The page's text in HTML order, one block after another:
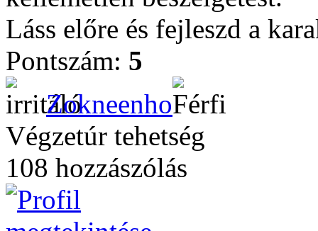
Láss előre és fejleszd a
Pontszám: 5
Zokneenho
Végzetúr tehetség
108 hozzászólás